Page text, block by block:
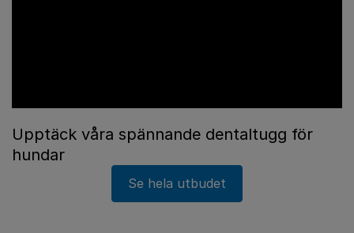
Upptäck våra spännande dentaltugg för
hundar
Se hela utbudet